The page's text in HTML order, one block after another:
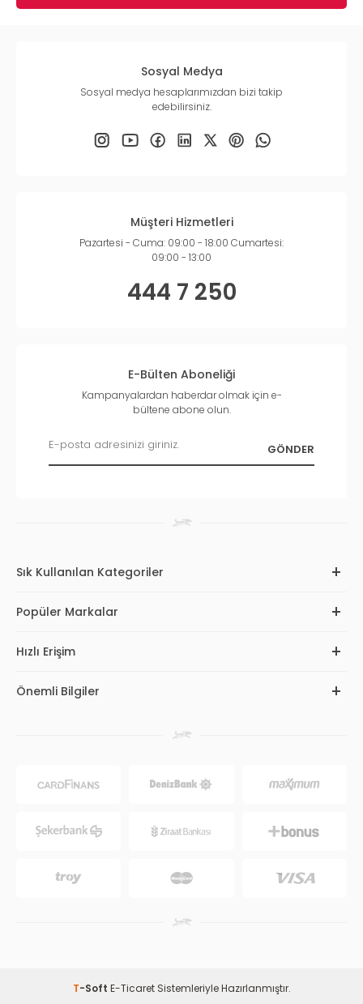
Sosyal Medya
Sosyal medya hesaplarımızdan bizi takip
edebilirsiniz.
Müşteri Hizmetleri
Pazartesi - Cuma: 09:00 - 18:00 Cumartesi:
09:00 - 13:00
444 7 250
E-Bülten Aboneliği
Kampanyalardan haberdar olmak için e-
bültene abone olun.
Sık Kullanılan Kategoriler
Popüler Markalar
Hızlı Erişim
Önemli Bilgiler
T-Soft E-TicaretSistemleriyle Hazırlanmıştır.